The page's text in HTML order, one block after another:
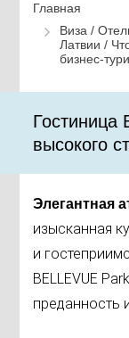
Главная
Виза /
Латвии /
бизнес-
Гостиница
высокого
Элегантная
изысканная
и
BELLEVUE
преданность